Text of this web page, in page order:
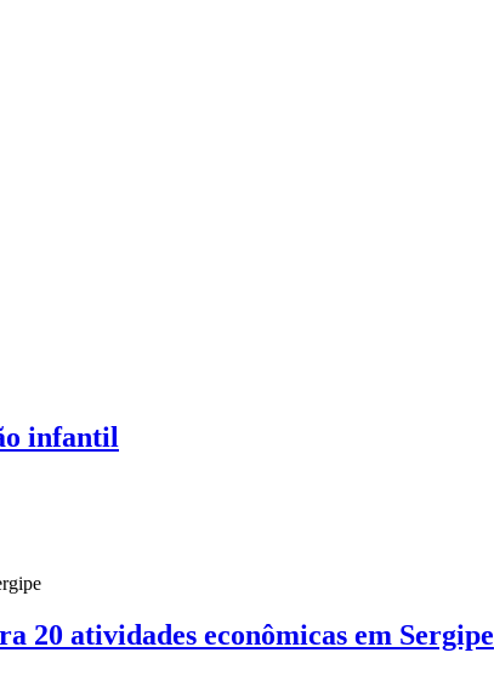
infantil
20 atividades econômicas em Sergipe